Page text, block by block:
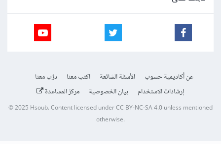
عن أكاديمية حسوب الأسئلة الشائعة اكتب معنا
درّب معنا
إرشادات الاستخدام
بيان الخصوصية مركز المساعدة
© 2025Hsoub.Content licensed underCC BY-NC-SA 4.0unless mentioned
otherwise.